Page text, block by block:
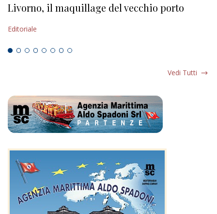
Livorno, il maquillage del vecchio porto
Editoriale
Vedi Tutti